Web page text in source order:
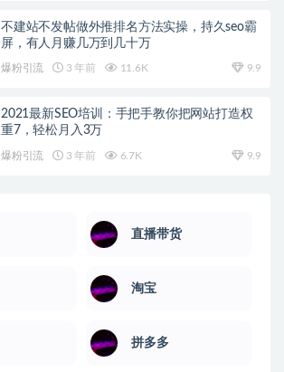
不建站不发帖做外推排名方法实操，持久seo霸
屏，有人月赚几万到几十万
爆粉引流 3 年前 11.6K 9.9
2021最新SEO培训：手把手教你把网站打造权
重7，轻松月入3万
爆粉引流 3 年前 6.7K 9.9
直播带货
淘宝
拼多多